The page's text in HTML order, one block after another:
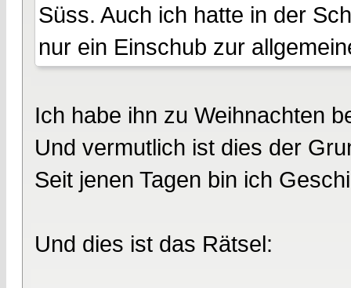
Süss. Auch ich hatte in der
nur ein Einschub zur
Ich habe ihn zu Weihnachten
Und vermutlich ist dies der
Seit jenen Tagen bin ich
Und dies ist das Rätsel: